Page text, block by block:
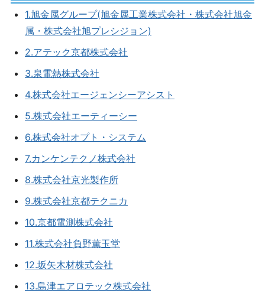
1.旭金属グループ(旭金属工業株式会社・株式会社旭金
属・株式会社旭プレシジョン)
2.アテック京都株式会社
3.泉電熱株式会社
4.株式会社エージェンシーアシスト
5.株式会社エーティーシー
6.株式会社オプト・システム
7.カンケンテクノ株式会社
8.株式会社京光製作所
9.株式会社京都テクニカ
10.京都電測株式会社
11.株式会社負野薫玉堂
12.坂矢木材株式会社
13.島津エアロテック株式会社